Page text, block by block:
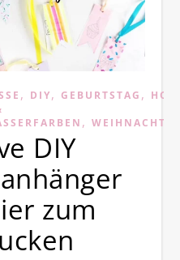
, DIY, GEBURTSTAG ,
,
DIY
zum